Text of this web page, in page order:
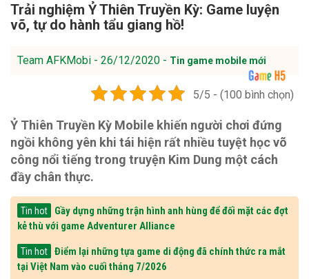
Trải nghiệm Ỷ Thiên Truyền Kỳ: Game luyện
võ, tự do hành tẩu giang hồ!
Team AFKMobi - 26/12/2020 - Tin game mobile mới
5/5 - (100 bình chọn)
Ỷ Thiên Truyền Kỳ Mobile khiến người chơi đứng
ngồi không yên khi tái hiện rất nhiều tuyệt học võ
công nổi tiếng trong truyện Kim Dung một cách
đầy chân thực.
Tin hot
Gầy dựng những trận hình anh hùng để đối mặt các đợt
kẻ thù với game Adventurer Alliance
Tin hot
Điểm lại những tựa game di động đã chính thức ra mắt
tại Việt Nam vào cuối tháng 7/2026